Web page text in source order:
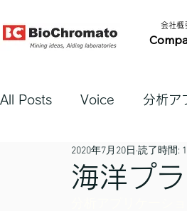
会社概
All Posts Voice 分析ア
海洋プ
2020年7月20日 読了時間: